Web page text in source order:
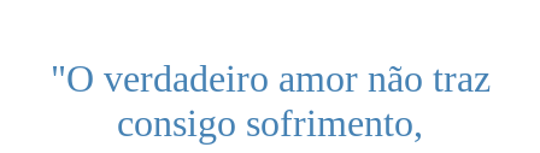
"O verdadeiro amor não traz
consigo sofrimento,